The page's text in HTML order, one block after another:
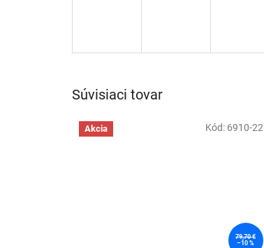
Súvisiaci tovar
Akcia
79,70 €
–10 %
Kód: 6910-22